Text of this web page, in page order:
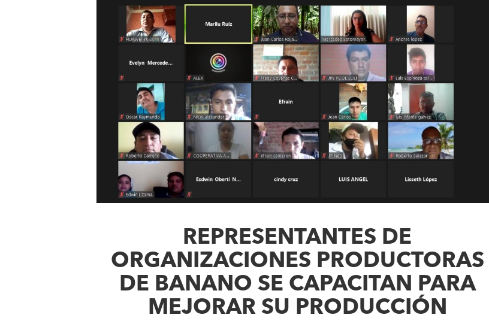
REPRESENTANTES DE
ORGANIZACIONES PRODUCTORAS
DE BANANO SE CAPACITAN PARA
MEJORAR SU PRODUCCIÓN